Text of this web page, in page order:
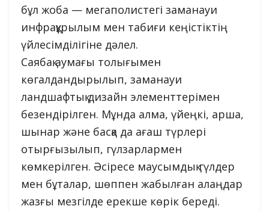
бұл жоба — мегаполистегі заманауи
инфрақұрылым мен табиғи кеңістіктің
үйлесімділігіне дәлел.
Саябақ аумағы толығымен
көгалдандырылып, заманауи
ландшафтық дизайн элементтерімен
безендірілген. Мұнда алма, үйеңкі, арша,
шынар және басқа да ағаш түрлері
отырғызылып, гүлзарлармен
көмкерілген. Әсіресе маусымдық гүлдер
мен бұталар, шөппен жабылған алаңдар
жазғы мезгілде ерекше көрік береді.